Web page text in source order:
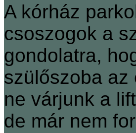
A kórház
csoszogok a
gondolatra,
szülőszoba az
ne várjunk a
de már nem